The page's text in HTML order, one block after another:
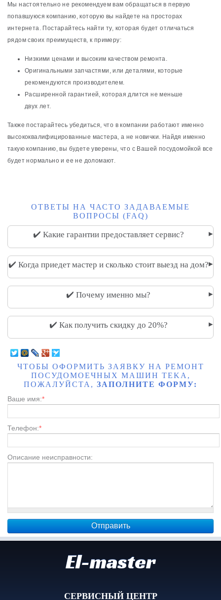
Мы настоятельно не рекомендуем вам обращаться в первую
попавшуюся компанию, которую вы найдете на просторах
интернета. Постарайтесь найти ту, которая будет отличаться
рядом своих преимуществ, к примеру:
Низкими ценами и высоким качеством ремонта.
Оригинальными запчастями, или деталями, которые
рекомендуются производителем.
Расширенной гарантией, которая длится не меньше
двух лет.
Также постарайтесь убедиться, что в компании работают именно
высококвалифицированные мастера, а не новички. Найдя именно
такую компанию, вы будете уверены, что с Вашей посудомойкой все
будет нормально и ее не доломают.
ОТВЕТЫ НА ЧАСТО ЗАДАВАЕМЫЕ
ВОПРОСЫ (FAQ)
✔️ Какие гарантии предоставляет сервис? ▸
✔️ Когда приедет мастер и сколько стоит выезд на дом?▸
✔️ Почему именно мы? ▸
✔️ Как получить скидку до 20%? ▸
ЧТОБЫ ОФОРМИТЬ ЗАЯВКУ НА РЕМОНТ
ПОСУДОМОЕЧНЫХ МАШИН TEKA,
ПОЖАЛУЙСТА, ЗАПОЛНИТЕ ФОРМУ:
Ваше имя:*
Телефон:*
Описание неисправности:
El-master
СЕРВИСНЫЙ ЦЕНТР